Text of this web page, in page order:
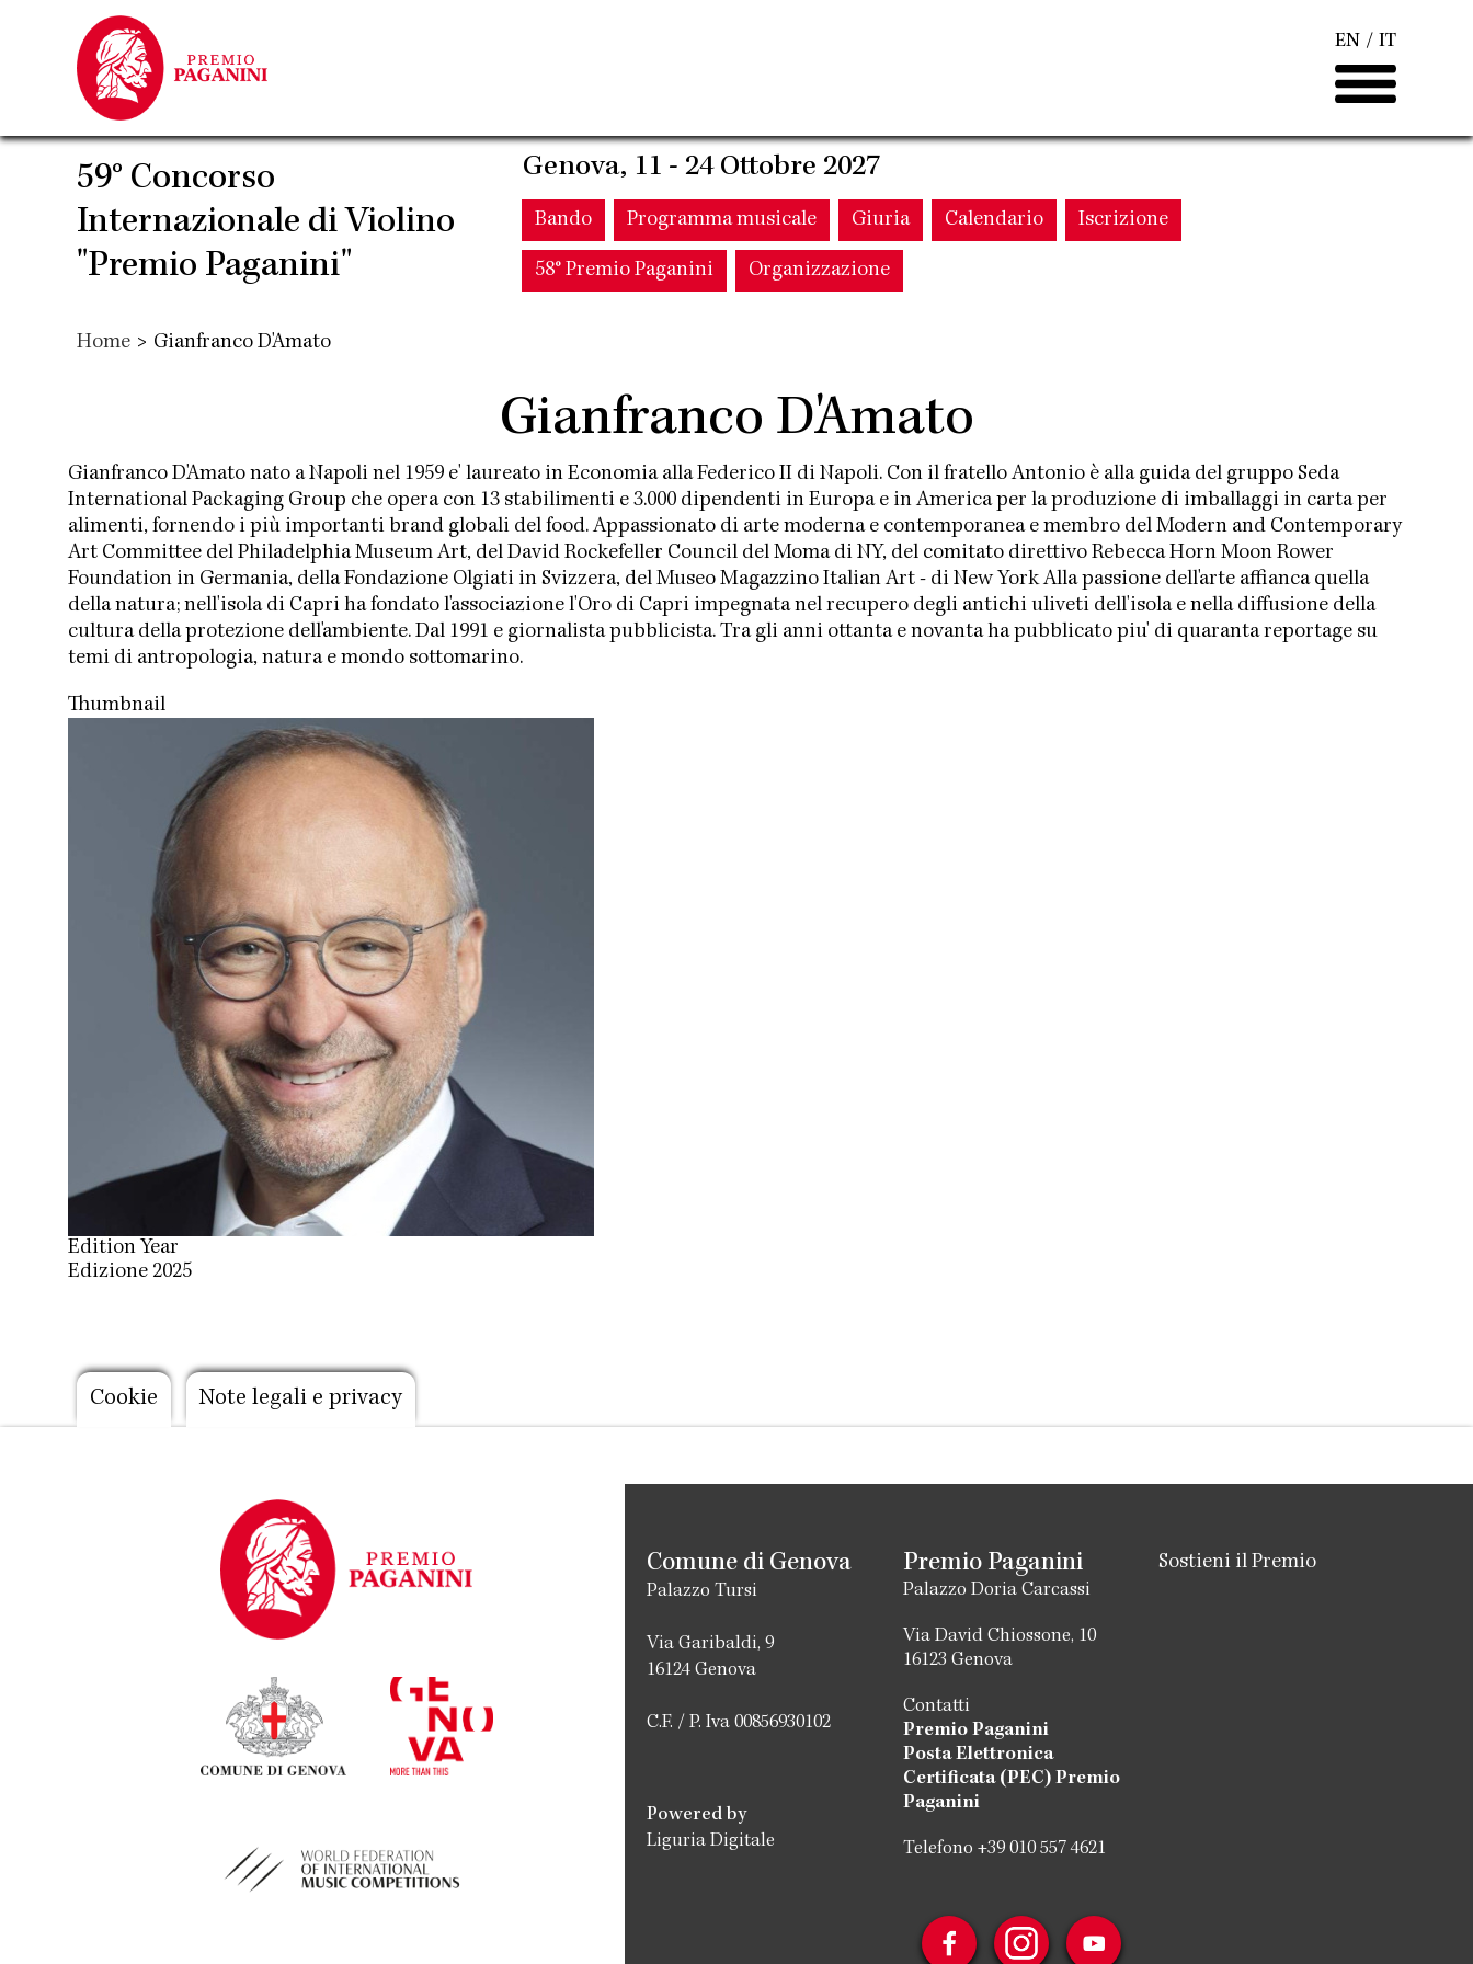
contenuto
principale
EN IT
59° Concorso
Internazionale di Violino
"Premio Paganini"
Genova, 11 - 24 Ottobre 2027
Main
navigation
Bando Programma musicale Giuria Calendario Iscrizione
58° Premio Paganini Organizzazione
Home > Gianfranco D'Amato
Gianfranco D'Amato
Gianfranco D'Amato nato a Napoli nel 1959 e' laureato in Economia alla Federico II di Napoli. Con il fratello Antonio è alla guida del gruppo Seda
International Packaging Group che opera con 13 stabilimenti e 3.000 dipendenti in Europa e in America per la produzione di imballaggi in carta per
alimenti, fornendo i più importanti brand globali del food. Appassionato di arte moderna e contemporanea e membro del Modern and Contemporary
Art Committee del Philadelphia Museum Art, del David Rockefeller Council del Moma di NY, del comitato direttivo Rebecca Horn Moon Rower
Foundation in Germania, della Fondazione Olgiati in Svizzera, del Museo Magazzino Italian Art - di New York Alla passione dell'arte affianca quella
della natura; nell'isola di Capri ha fondato l'associazione l'Oro di Capri impegnata nel recupero degli antichi uliveti dell'isola e nella diffusione della
cultura della protezione dell'ambiente. Dal 1991 e giornalista pubblicista. Tra gli anni ottanta e novanta ha pubblicato piu' di quaranta reportage su
temi di antropologia, natura e mondo sottomarino.
Thumbnail
Edition Year
Edizione 2025
Footer
Cookie Note legali e privacy
Comune di Genova
Palazzo Tursi
Via Garibaldi, 9
16124 Genova
C.F. / P. Iva 00856930102
Powered by
Liguria Digitale
Premio Paganini
Palazzo Doria Carcassi
Via David Chiossone, 10
16123 Genova
Contatti
Premio Paganini
Posta Elettronica
Certificata (PEC) Premio
Paganini
Telefono +39 010 557 4621
Sostieni il Premio